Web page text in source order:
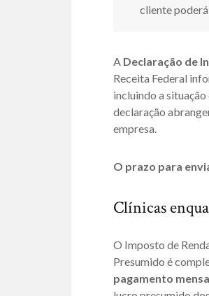
cliente
A Declaração de
Receita Federal
incluindo a
declaração
empresa.
O prazo para
Clínicas
O Imposto de
Presumido é
pagamento